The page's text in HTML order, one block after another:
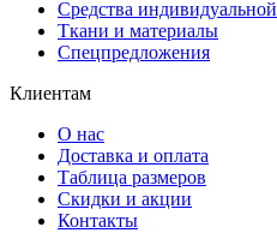
Средства
Ткани и материалы
Спецпредложения
Клиентам
О нас
Доставка и оплата
Таблица размеров
Скидки и акции
Контакты